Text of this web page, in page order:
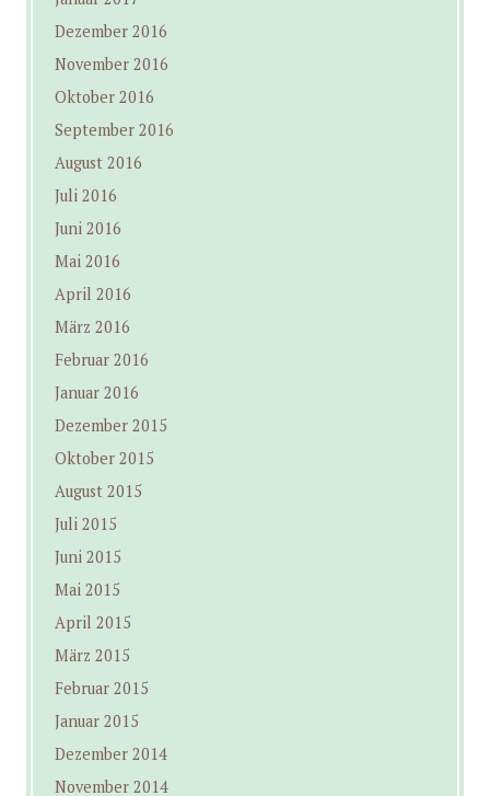
Dezember 2016
November 2016
Oktober 2016
September 2016
August 2016
Juli 2016
Juni 2016
Mai 2016
April 2016
März 2016
Februar 2016
Januar 2016
Dezember 2015
Oktober 2015
August 2015
Juli 2015
Juni 2015
Mai 2015
April 2015
März 2015
Februar 2015
Januar 2015
Dezember 2014
November 2014